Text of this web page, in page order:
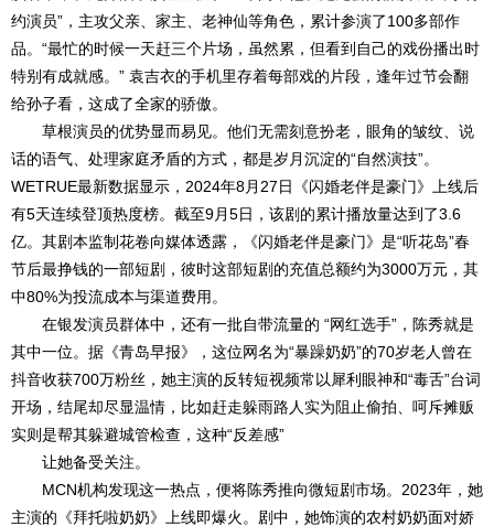
约演员”，主攻父亲、家主、老神仙等角色，累计参演了100多部作
品。“最忙的时候一天赶三个片场，虽然累，但看到自己的戏份播出时
特别有成就感。” 袁吉衣的手机里存着每部戏的片段，逢年过节会翻
给孙子看，这成了全家的骄傲。
草根演员的优势显而易见。他们无需刻意扮老，眼角的皱纹、说
话的语气、处理家庭矛盾的方式，都是岁月沉淀的“自然演技”。
WETRUE最新数据显示，2024年8月27日《闪婚老伴是豪门》上线后
有5天连续登顶热度榜。截至9月5日，该剧的累计播放量达到了3.6
亿。其剧本监制花卷向媒体透露，《闪婚老伴是豪门》是“听花岛”春
节后最挣钱的一部短剧，彼时这部短剧的充值总额约为3000万元，其
中80%为投流成本与渠道费用。
在银发演员群体中，还有一批自带流量的 “网红选手”，陈秀就是
其中一位。据《青岛早报》，这位网名为“暴躁奶奶”的70岁老人曾在
抖音收获700万粉丝，她主演的反转短视频常以犀利眼神和“毒舌”台词
开场，结尾却尽显温情，比如赶走躲雨路人实为阻止偷拍、呵斥摊贩
实则是帮其躲避城管检查，这种“反差感”
让她备受关注。
MCN机构发现这一热点，便将陈秀推向微短剧市场。2023年，她
主演的《拜托啦奶奶》上线即爆火。剧中，她饰演的农村奶奶面对娇